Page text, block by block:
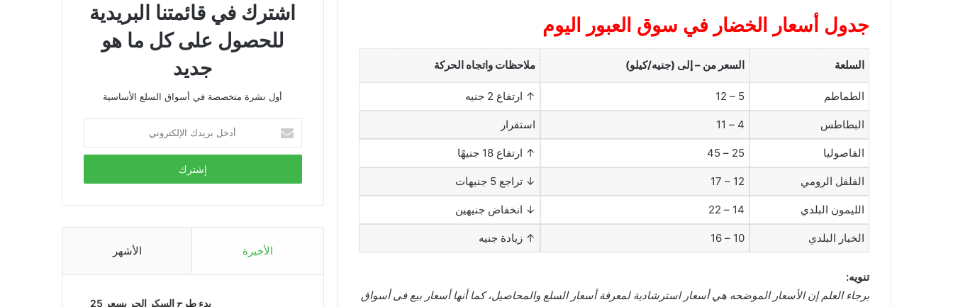
جدول أسعار الخضار في سوق العبور اليوم
السلعة السعر من – إلى (جنيه/كيلو) ملاحظات واتجاه الحركة
الطماطم 5 – 12 ↑ ارتفاع 2 جنيه
البطاطس 4 – 11 استقرار
الفاصوليا 25 – 45 ↑ ارتفاع 18 جنيهًا
الفلفل الرومي 12 – 17 ↓ تراجع 5 جنيهات
الليمون البلدي 14 – 22 ↓ انخفاض جنيهين
الخيار البلدي 10 – 16 ↑ زيادة جنيه
تنويه:
برجاء العلم إن الأسعار الموضحه هي أسعار استرشادية لمعرفة أسعار السلع والمحاصيل، كما أنها أسعار بيع فى أسواق
اشترك في قائمتنا البريدية
للحصول على كل ما هو
جديد
أول نشرة متخصصة في أسواق السلع الأساسية
بريدك
الإلكتروني
الأخيرة الأشهر
بدء طرح السكر الحر بسعر 25